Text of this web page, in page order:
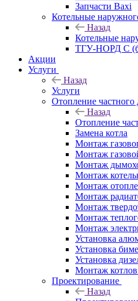
Запчасти Baxi
Котельные
Назад
Котельные
ТГУ-НОРД С
Акции
Услуги
Назад
Услуги
Отопление частного
Назад
Отопление
Замена котла
Монтаж
Монтаж
Монтаж
Монтаж
Монтаж
Монтаж
Монтаж
Монтаж
Монтаж
Установка
Установка
Установка
Монтаж
Проектирование
Назад